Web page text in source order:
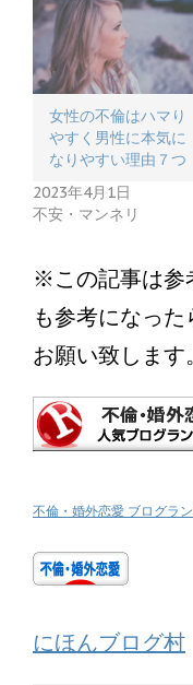
女性の不倫はハマり
やすく男性に本気に
なりやすい理由７つ
2023年4月1日
不安・マンネリ
※この記事は参
も参考になった
お願い致します。
不倫・婚外恋愛 ブログラ
にほんブログ村